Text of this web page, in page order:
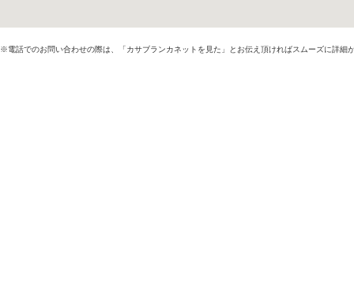
※電話でのお問い合わせの際は、「カサブランカネットを見た」とお伝え頂ければスムーズに詳細